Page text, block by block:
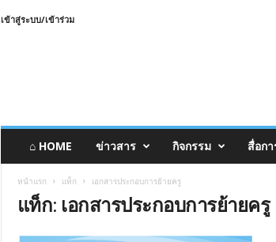
เข้าสู่ระบบ/เข้าร่วม
⌂ HOME ข่าวสาร กิจกรรม สื่อก
หน้าแรก แท็ก เอกสารประกอบการย้ายครู
แท็ก: เอกสารประกอบการย้ายครู